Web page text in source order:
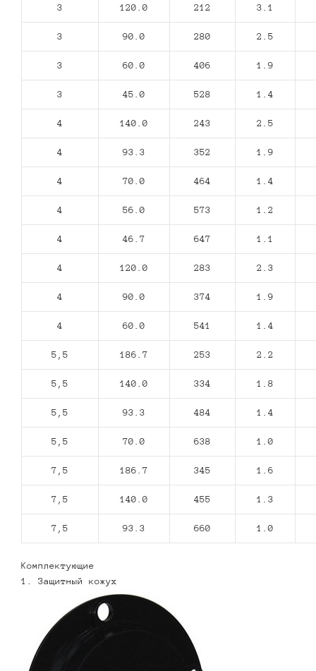
3 120.0 212 3.1
3 90.0 280 2.5
3 60.0 406 1.9
3 45.0 528 1.4
4 140.0 243 2.5
4 93.3 352 1.9
4 70.0 464 1.4
4 56.0 573 1.2
4 46.7 647 1.1
4 120.0 283 2.3
4 90.0 374 1.9
4 60.0 541 1.4
5,5 186.7 253 2.2
5,5 140.0 334 1.8
5,5 93.3 484 1.4
5,5 70.0 638 1.0
7,5 186.7 345 1.6
7,5 140.0 455 1.3
7,5 93.3 660 1.0
Комплектующие
1. Защитный кожух